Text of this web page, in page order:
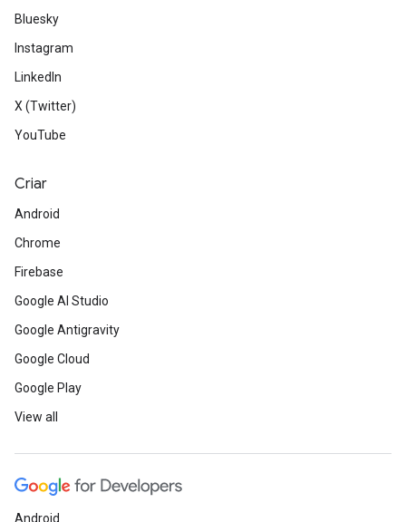
Bluesky
Instagram
LinkedIn
X (Twitter)
YouTube
Criar
Android
Chrome
Firebase
Google AI Studio
Google Antigravity
Google Cloud
Google Play
View all
Android